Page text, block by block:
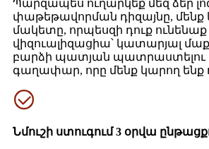
Պարզապես ուղարկեք մեզ ձեր
փաթեթավորման դիզայնը, մենք
մակետը, որպեսզի դուք ունենաք
վիզուալիզացիա՝ կատարյալ
բարձի պատյան պատրաստելու
գաղափար, որը մենք կարող ենք
Նմուշի ստուգում 3 օրվա